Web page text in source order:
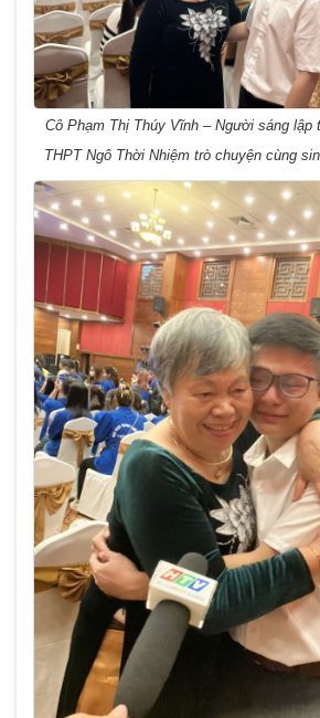
Cô Phạm Thị Thúy Vĩnh – Người sáng lập
THPT Ngô Thời Nhiệm trò chuyện cùng